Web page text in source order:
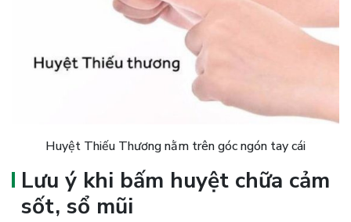
Huyệt Thiếu Thương nằm trên góc ngón tay cái
Lưu ý khi bấm huyệt chữa cảm
sốt, sổ mũi